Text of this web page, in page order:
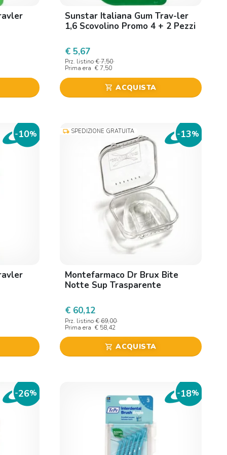
Sunstar Italiana Gum Trav-ler
1,6 Scovolino Promo 4 + 2 Pezzi
€ 5,67
Prz. listino € 7,50
Prima era € 7,50
shopping_cart ACQUISTA
-10% local_shipping SPEDIZIONE GRATUITA -13%
Montefarmaco Dr Brux Bite
Notte Sup Trasparente
€ 60,12
Prz. listino € 69,00
Prima era € 58,42
shopping_cart ACQUISTA
-26% -18%